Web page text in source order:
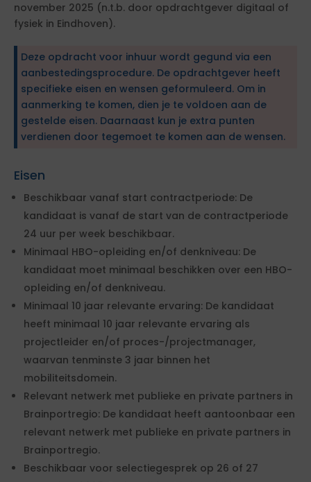
november 2025 (n.t.b. door opdrachtgever digitaal of
fysiek in Eindhoven).
Deze opdracht voor inhuur wordt gegund via een
aanbestedingsprocedure. De opdrachtgever heeft
specifieke eisen en wensen geformuleerd. Om in
aanmerking te komen, dien je te voldoen aan de
gestelde eisen. Daarnaast kun je extra punten
verdienen door tegemoet te komen aan de wensen.
Eisen
Beschikbaar vanaf start contractperiode: De
kandidaat is vanaf de start van de contractperiode
24 uur per week beschikbaar.
Minimaal HBO-opleiding en/of denkniveau: De
kandidaat moet minimaal beschikken over een HBO-
opleiding en/of denkniveau.
Minimaal 10 jaar relevante ervaring: De kandidaat
heeft minimaal 10 jaar relevante ervaring als
projectleider en/of proces-/projectmanager,
waarvan tenminste 3 jaar binnen het
mobiliteitsdomein.
Relevant netwerk met publieke en private partners in
Brainportregio: De kandidaat heeft aantoonbaar een
relevant netwerk met publieke en private partners in
Brainportregio.
Beschikbaar voor selectiegesprek op 26 of 27